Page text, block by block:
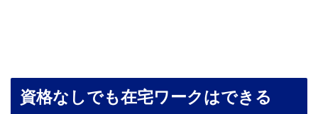
資格なしでも在宅ワークはできる